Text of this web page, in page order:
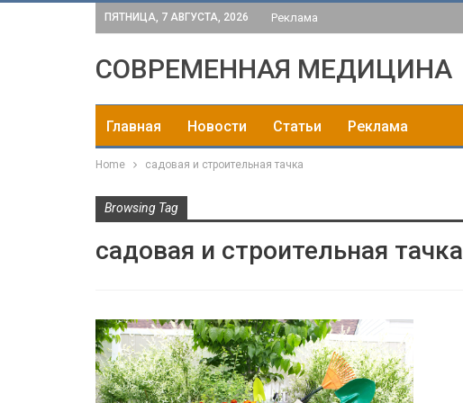
ПЯТНИЦА, 7 АВГУСТА, 2026 Реклама
СОВРЕМЕННАЯ МЕДИЦИНА
Главная Новости Статьи Реклама
Home садовая и строительная тачка
Browsing Tag
садовая и строительная тачка